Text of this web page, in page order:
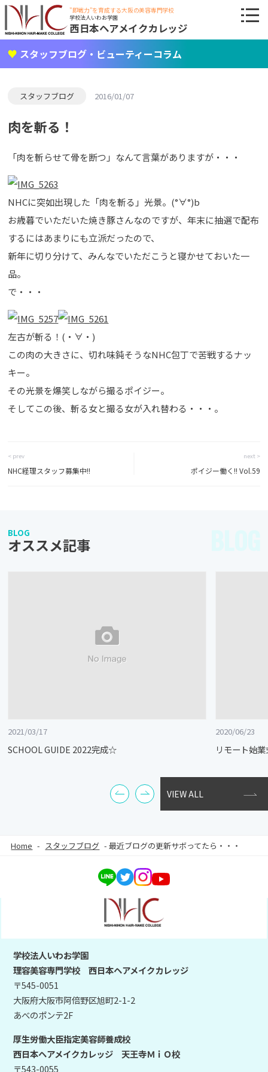
"即戦力"を育成する大阪の美容専門学校
学校法人いわお学園
西日本ヘアメイクカレッジ
スタッフブログ・ビューティーコラム
スタッフブログ 2016/01/07
肉を斬る！
「肉を斬らせて骨を断つ」なんて言葉がありますが・・・
NHCに突如出現した「肉を斬る」光景。(°∀°)b
お歳暮でいただいた焼き豚さんなのですが、年末に抽選で配布
するにはあまりにも立派だったので、
新年に切り分けて、みんなでいただこうと寝かせておいた一
品。
で・・・
左古が斬る！(・∀・)
この肉の大きさに、切れ味鈍そうなNHC包丁で苦戦するナッ
キー。
その光景を爆笑しながら撮るポイジー。
そしてこの後、斬る女と撮る女が入れ替わる・・・。
< prev
NHC経理スタッフ募集中!!
next >
ポイジー働く!! Vol.59
BLOG
オススメ記事
2021/03/17
SCHOOL GUIDE 2022完成☆
2020/06/23
リモート始
VIEW ALL
Home - スタッフブログ -最近ブログの更新サボってたら・・・
学校法人いわお学園
理容美容専門学校 西日本ヘアメイクカレッジ
〒545-0051
大阪府大阪市阿倍野区旭町2-1-2
あべのポンテ2F
厚生労働大臣指定美容師養成校
西日本ヘアメイクカレッジ 天王寺ＭｉＯ校
〒543-0055